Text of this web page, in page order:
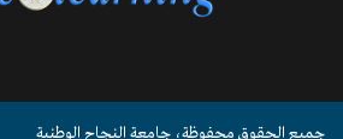
جميع الحقوق محفوظة، جامعة النجاح الوطنية